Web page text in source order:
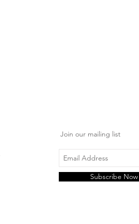
Join our mailing list
Subscribe Now